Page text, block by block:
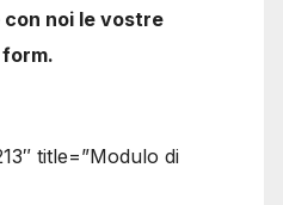
noi le vostre
title=”Modulo di